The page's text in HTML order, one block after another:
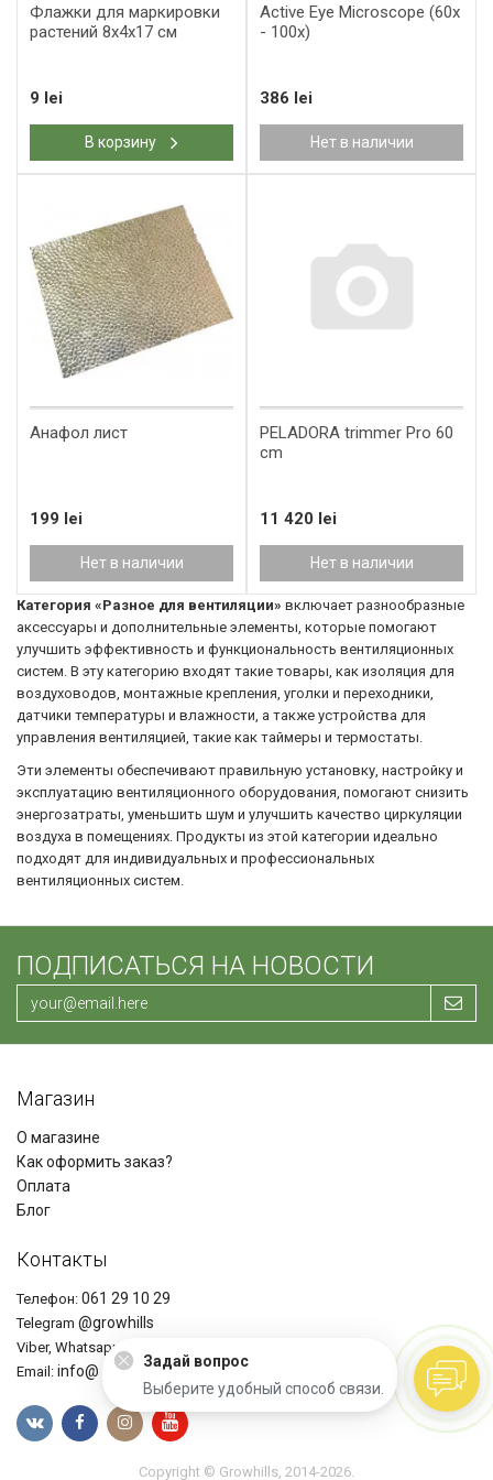
Флажки для маркировки
растений 8x4x17 см
9 lei
В корзину
​Active Eye Microscope (60x
- 100x)
386 lei
Нет в наличии
Анафол лист
199 lei
Нет в наличии
PELADORA trimmer Pro 60
cm
11 420 lei
Нет в наличии
Категория «Разное для вентиляции» включает разнообразные
аксессуары и дополнительные элементы, которые помогают
улучшить эффективность и функциональность вентиляционных
систем. В эту категорию входят такие товары, как изоляция для
воздуховодов, монтажные крепления, уголки и переходники,
датчики температуры и влажности, а также устройства для
управления вентиляцией, такие как таймеры и термостаты.
Эти элементы обеспечивают правильную установку, настройку и
эксплуатацию вентиляционного оборудования, помогают снизить
энергозатраты, уменьшить шум и улучшить качество циркуляции
воздуха в помещениях. Продукты из этой категории идеально
подходят для индивидуальных и профессиональных
вентиляционных систем.
ПОДПИСАТЬСЯ НА НОВОСТИ
Магазин
О магазине
Как оформить заказ?
Оплата
Блог
Контакты
Телефон: 061 29 10 29
Telegram @growhills
Viber, Whatsapp
Email: info@ growhills.com
Copyright © Growhills, 2014-2026.
Задай вопрос
Выберите удобный способ связи.